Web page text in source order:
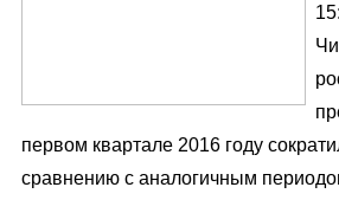
первом квартале 2016 году
сравнению с аналогичным